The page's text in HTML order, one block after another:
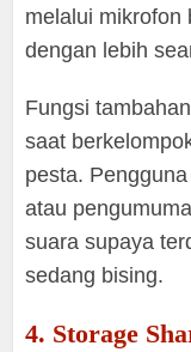
melalui mikrofon
dengan lebih
Fungsi
saat
pesta.
atau
suara supaya
sedang bising.
4. Storage